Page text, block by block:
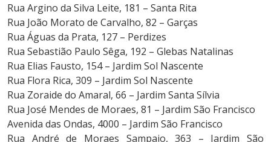
Rua Argino da Silva Leite, 181 – Santa Rita
Rua João Morato de Carvalho, 82 – Garças
Rua Águas da Prata, 127 – Perdizes
Rua Sebastião Paulo Sêga, 192 – Glebas Natalinas
Rua Elias Fausto, 154 – Jardim Sol Nascente
Rua Flora Rica, 309 – Jardim Sol Nascente
Rua Zoraide do Amaral, 66 – Jardim Santa Sílvia
Rua José Mendes de Moraes, 81 – Jardim São Francisco
Avenida das Ondas, 4000 – Jardim São Francisco
Rua André de Moraes Sampaio, 363 – Jardim São